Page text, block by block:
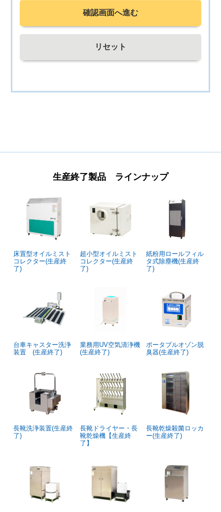
確認画面へ進む
リセット
生産終了製品 ラインナップ
床置型オイルミスト
コレクター(生産終
了)
超小型オイルミスト
コレクター(生産終
了)
紙粉用ロールフィル
タ式除塵機(生産終
了)
台車キャスター洗浄
装置 (生産終了)
業務用UV空気清浄機
(生産終了)
ポータブルオゾン脱
臭器(生産終了)
長靴洗浄装置(生産終
了)
長靴ドライヤー・長
靴乾燥機【生産終
了】
長靴乾燥殺菌ロッカ
ー(生産終了)